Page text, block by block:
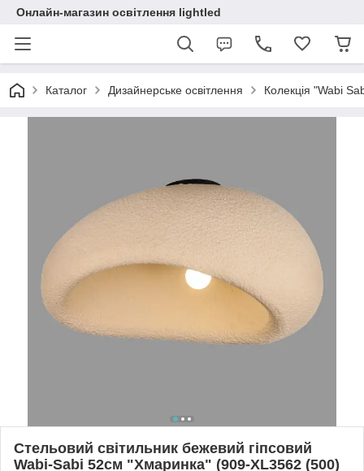
Онлайн-магазин освітлення lightled
Каталог Дизайнерське освітлення Колекція "Wabi
Стельовий світильник бежевий гіпсовий
Wabi-Sabi 52см "Хмаринка" (909-XL3562 (500)